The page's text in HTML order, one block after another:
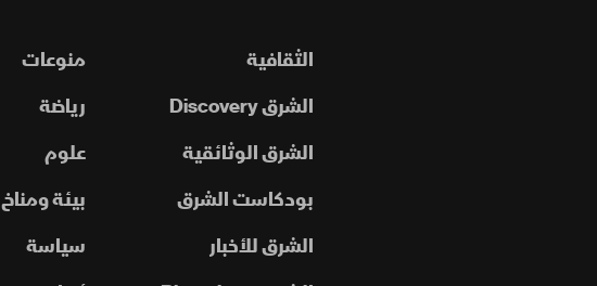
الثقافية
الشرق Discovery
الشرق الوثائقية
بودكاست الشرق
الشرق للأخبار
منوعات
رياضة
علوم
بيئة ومناخ
سياسة